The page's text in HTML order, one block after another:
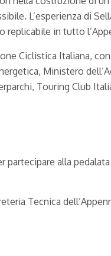
L’esperienza di
replicabile in tutto
Ciclistica Italiana,
Ministero
Touring Club
alla
Tecnica